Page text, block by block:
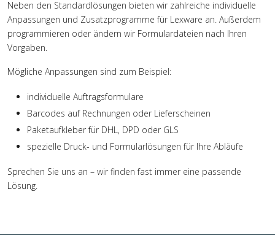
Neben den Standardlösungen bieten wir zahlreiche individuelle
Anpassungen und Zusatzprogramme für Lexware an. Außerdem
programmieren oder ändern wir Formulardateien nach Ihren
Vorgaben.
Mögliche Anpassungen sind zum Beispiel:
individuelle Auftragsformulare
Barcodes auf Rechnungen oder Lieferscheinen
Paketaufkleber für DHL, DPD oder GLS
spezielle Druck- und Formularlösungen für Ihre Abläufe
Sprechen Sie uns an – wir finden fast immer eine passende
Lösung.